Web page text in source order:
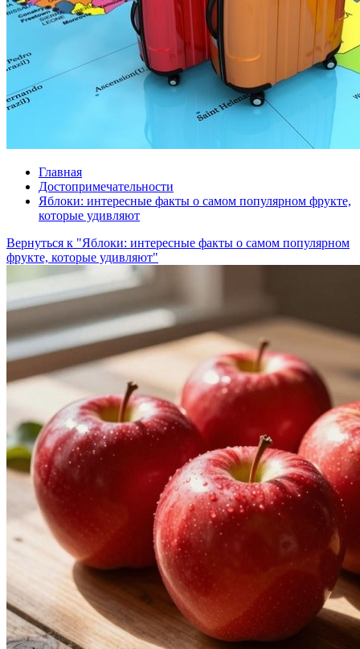
Главная
Достопримечательности
Яблоки: интересные факты о самом популярном фрукте,
которые удивляют
Вернуться к "Яблоки: интересные факты о самом популярном
фрукте, которые удивляют"